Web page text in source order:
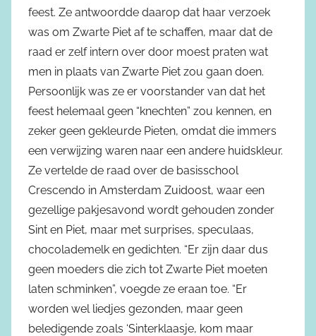
feest. Ze antwoordde daarop dat haar verzoek
was om Zwarte Piet af te schaffen, maar dat de
raad er zelf intern over door moest praten wat
men in plaats van Zwarte Piet zou gaan doen.
Persoonlijk was ze er voorstander van dat het
feest helemaal geen “knechten” zou kennen, en
zeker geen gekleurde Pieten, omdat die immers
een verwijzing waren naar een andere huidskleur.
Ze vertelde de raad over de basisschool
Crescendo in Amsterdam Zuidoost, waar een
gezellige pakjesavond wordt gehouden zonder
Sint en Piet, maar met surprises, speculaas,
chocolademelk en gedichten. “Er zijn daar dus
geen moeders die zich tot Zwarte Piet moeten
laten schminken”, voegde ze eraan toe. “Er
worden wel liedjes gezonden, maar geen
beledigende zoals ‘Sinterklaasje, kom maar